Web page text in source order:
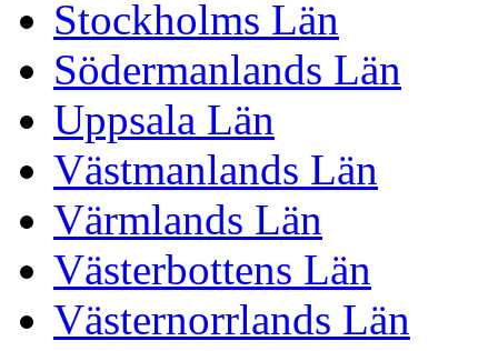
Stockholms Län
Södermanlands Län
Uppsala Län
Västmanlands Län
Värmlands Län
Västerbottens Län
Västernorrlands Län